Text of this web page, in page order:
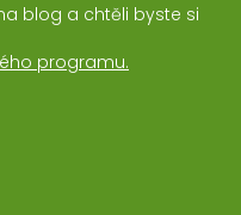
blog a chtěli byste si
programu.